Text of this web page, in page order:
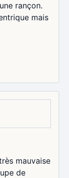
rançon.
mais
mauvaise
de